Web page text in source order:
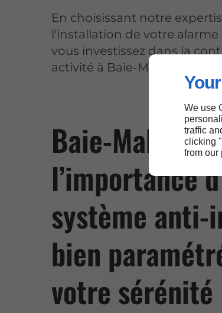
We use
traffic
clicking
from our
En choisissant notre
l'installation de votre
vous investissez dans la
activité à Baie-Mahault.
Baie-Mahault :
l’importance
système anti-
bien
votre sérénité